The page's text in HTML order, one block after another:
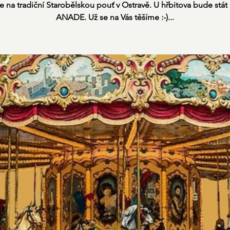
na tradiční Starobělskou pouť v Ostravě. U hřbitova bude stát
ANADE. Už se na Vás těšíme :-)...